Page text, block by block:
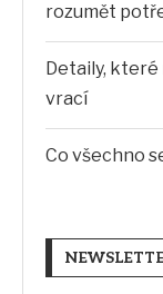
rozumět
Detaily,
vrací
Co všechno